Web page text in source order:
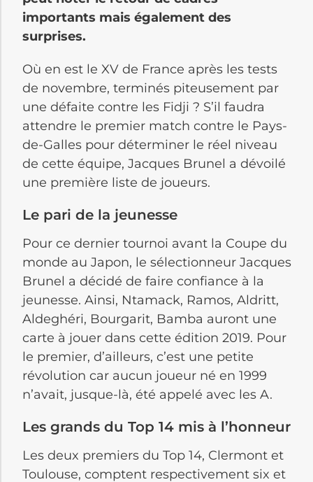
importants mais également des
surprises.
Où en est le XV de France après les tests
de novembre, terminés piteusement par
une défaite contre les Fidji ? S’il faudra
attendre le premier match contre le Pays-
de-Galles pour déterminer le réel niveau
de cette équipe, Jacques Brunel a dévoilé
une première liste de joueurs.
Le pari de la jeunesse
Pour ce dernier tournoi avant la Coupe du
monde au Japon, le sélectionneur Jacques
Brunel a décidé de faire confiance à la
jeunesse. Ainsi, Ntamack, Ramos, Aldritt,
Aldeghéri, Bourgarit, Bamba auront une
carte à jouer dans cette édition 2019. Pour
le premier, d’ailleurs, c’est une petite
révolution car aucun joueur né en 1999
n’avait, jusque-là, été appelé avec les A.
Les grands du Top 14 mis à l’honneur
Les deux premiers du Top 14, Clermont et
Toulouse, comptent respectivement six et